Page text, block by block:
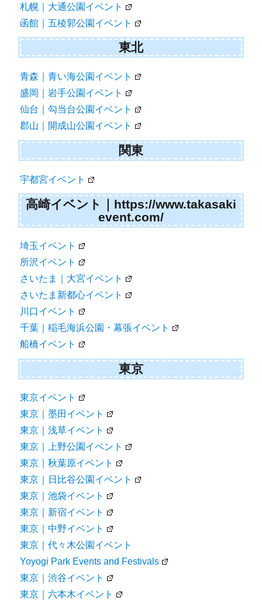
札幌｜大通公園イベント
函館｜五稜郭公園イベント
東北
青森｜青い海公園イベント
盛岡｜岩手公園イベント
仙台｜勾当台公園イベント
郡山｜開成山公園イベント
関東
宇都宮イベント
高崎イベント｜https://www.takasaki
event.com/
埼玉イベント
所沢イベント
さいたま｜大宮イベント
さいたま新都心イベント
川口イベント
千葉｜稲毛海浜公園・幕張イベント
船橋イベント
東京
東京イベント
東京｜墨田イベント
東京｜浅草イベント
東京｜上野公園イベント
東京｜秋葉原イベント
東京｜日比谷公園イベント
東京｜池袋イベント
東京｜新宿イベント
東京｜中野イベント
東京｜代々木公園イベント
Yoyogi Park Events and Festivals
東京｜渋谷イベント
東京｜六本木イベント